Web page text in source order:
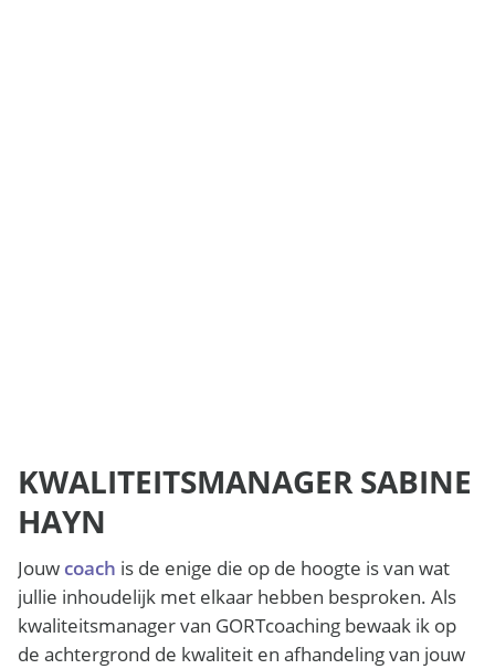
KWALITEITSMANAGER SABINE
HAYN
Jouw coach is de enige die op de hoogte is van wat
jullie inhoudelijk met elkaar hebben besproken. Als
kwaliteitsmanager van GORTcoaching bewaak ik op
de achtergrond de kwaliteit en afhandeling van jouw